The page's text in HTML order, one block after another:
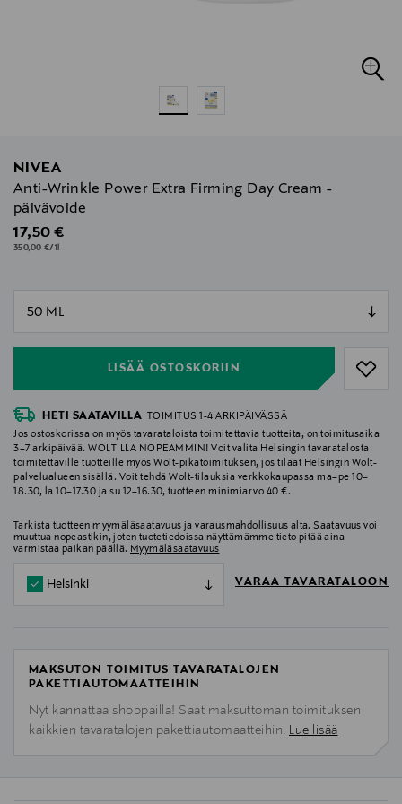
NIVEA
Anti-Wrinkle Power Extra Firming Day Cream -
päivävoide
Original Price
17,50 €
350,00 €/1l
LISÄÄ OSTOSKORIIN
HETI SAATAVILLA
TOIMITUS 1-4 ARKIPÄIVÄSSÄ
Jos ostoskorissa on myös tavarataloista toimitettavia tuotteita, on toimitusaika
3–7 arkipäivää. WOLTILLA NOPEAMMIN! Voit valita Helsingin tavaratalosta
toimitettaville tuotteille myös Wolt-pikatoimituksen, jos tilaat Helsingin Wolt-
palvelualueen sisällä. Voit tehdä Wolt-tilauksia verkkokaupassa ma–pe 10–
18.30, la 10–17.30 ja su 12–16.30, tuotteen minimiarvo 40 €.
Tarkista tuotteen myymäläsaatavuus ja varausmahdollisuus alta. Saatavuus voi
muuttua nopeastikin, joten tuotetiedoissa näyttämämme tieto pitää aina
varmistaa paikan päällä. Myymäläsaatavuus
Helsinki VARAA TAVARATALOON
MAKSUTON TOIMITUS TAVARATALOJEN
PAKETTIAUTOMAATTEIHIN
Nyt kannattaa shoppailla! Saat maksuttoman toimituksen
kaikkien tavaratalojen pakettiautomaatteihin. Lue lisää